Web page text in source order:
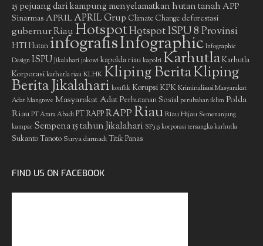
15 pejuang dari kampung menyelamatkan hutan tanah APP
Sinarmas APRIL APRIL Grup Climate Change deforestasi
gubernur RiauHotspotHotspot ISPU 8 Provinsi
HTIHutan infografisInfographic Infographic
Design ISPU Jikalahari jokowi kapolda riau kapolri KarhutlaKarhutla
Korporasikarhutla riauKLHKKliping BeritaKliping
Berita Jikalahari konflik Korupsi KPKKriminalisasi Masyarakat
Adat Mangrove Masyarakat AdatPerhutanan Sosial perubahan iklim Polda
Riau PT Arara Abadi PT RAPPRAPPRiauRiau Hijau Semenanjung
kampar Sempena 15 tahun Jikalahari SP3 15 korporasi tersangka karhutla
Sukanto Tanoto Surya darmadiTitik Panas
FIND US ON FACEBOOK